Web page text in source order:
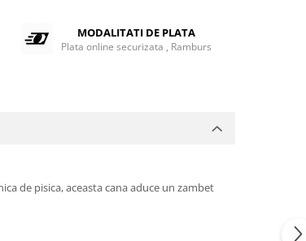
MODALITATI DE PLATA
Plata online securizata , Ramburs
de pisica, aceasta cana aduce un zambet